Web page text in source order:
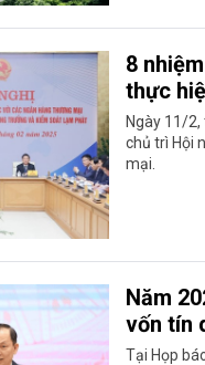
8
thực
Ngày 11/
chủ trì Hội
mại.
Năm
vốn tín
Tại Họp